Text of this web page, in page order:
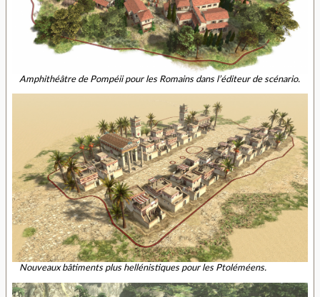
Amphithéâtre de Pompéii pour les Romains dans l’éditeur de scénario.
Nouveaux bâtiments plus hellénistiques pour les Ptoléméens.